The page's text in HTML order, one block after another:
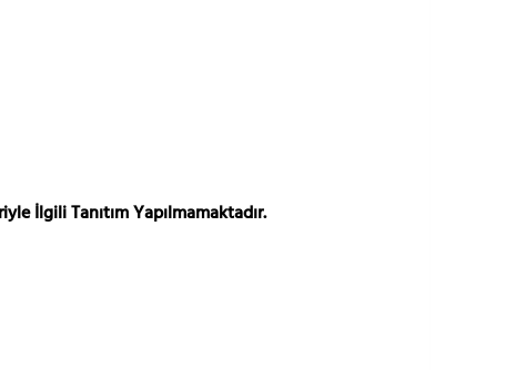
İlgili Tanıtım Yapılmamaktadır.